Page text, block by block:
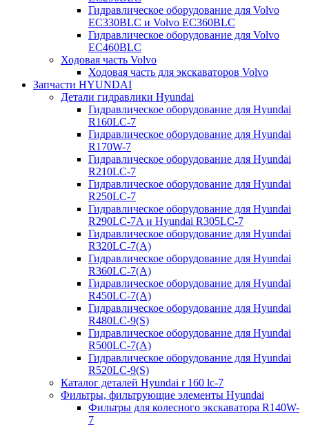
Гидравлическое оборудование для Volvo
EC330BLC и Volvo EC360BLC
Гидравлическое оборудование для Volvo
EC460BLC
Ходовая часть Volvo
Ходовая часть для экскаваторов Volvo
Запчасти HYUNDAI
Детали гидравлики Hyundai
Гидравлическое оборудование для Hyundai
R160LC-7
Гидравлическое оборудование для Hyundai
R170W-7
Гидравлическое оборудование для Hyundai
R210LC-7
Гидравлическое оборудование для Hyundai
R250LC-7
Гидравлическое оборудование для Hyundai
R290LC-7A и Hyundai R305LC-7
Гидравлическое оборудование для Hyundai
R320LC-7(A)
Гидравлическое оборудование для Hyundai
R360LC-7(A)
Гидравлическое оборудование для Hyundai
R450LC-7(A)
Гидравлическое оборудование для Hyundai
R480LC-9(S)
Гидравлическое оборудование для Hyundai
R500LC-7(A)
Гидравлическое оборудование для Hyundai
R520LC-9(S)
Каталог деталей Hyundai r 160 lc-7
Фильтры, фильтрующие элементы Hyundai
Фильтры для колесного экскаватора R140W-
7